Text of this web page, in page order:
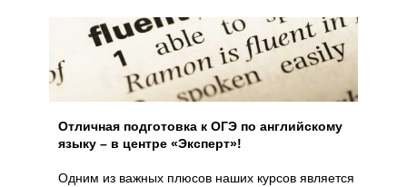
Отличная подготовка к ОГЭ по английскому
языку – в центре «Эксперт»!
Одним из важных плюсов наших курсов является